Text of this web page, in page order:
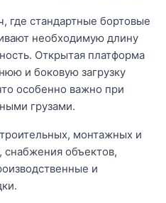
где стандартные бортовые
необходимую длину
Открытая платформа
и боковую загрузку
особенно важно при
грузами.
монтажных и
объектов,
и